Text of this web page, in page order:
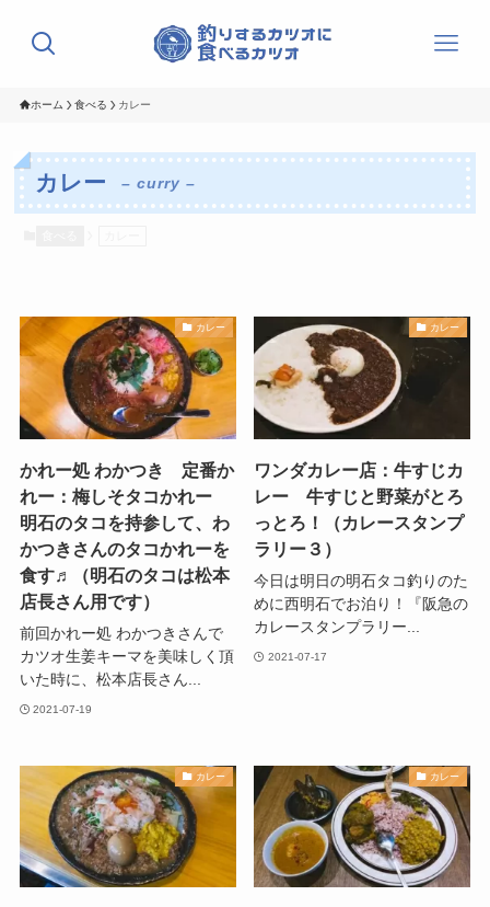
ホーム 食べる カレー
カレー – curry –
カレー
かれー処 わかつき 定番か
れー：梅しそタコかれー
明石のタコを持参して、わ
かつきさんのタコかれーを
食す♬（明石のタコは松本
店長さん用です）
前回かれー処 わかつきさんで
カツオ生姜キーマを美味しく頂
いた時に、松本店長さん...
2021-07-19
カレー
ワンダカレー店：牛すじカ
レー 牛すじと野菜がとろ
っとろ！（カレースタンプ
ラリー３）
今日は明日の明石タコ釣りのた
めに西明石でお泊り！『阪急の
カレースタンプラリー...
2021-07-17
カレー カレー